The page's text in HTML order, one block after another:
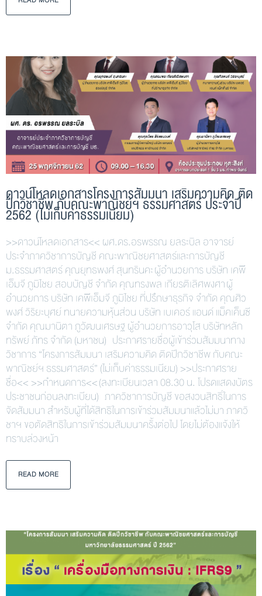
ดาวน์โหลดเอกสารโครงการสัมมนา เสริมความคิด ติด
ปีกวิชาชีพ กับคณะพาณิชย์ฯ ธรรมศาสตร์ ประจำปี
2562 (ไม่เก็บค่าธรรมเนียม)
>>ดาวน์โหลดเอกสาร<< ผศ.ดร.อรพรรณ ยลระบิล อาจารย์
ประจำภาควิชาการบัญชี คณะพาณิชยศาสตร์และการบัญชี
ม.ธรรมศาสตร์ คุณยุทธพงศ์ สุนทรินคะ ผู้อำนวยการ บริษัท เคพี
เอ็มจี ภูมิไชย สอบบัญชี จำกัด คุณทรงพล เกียรติเลิศพงศา ผู้
อำนวยการ บริษัท เคพีเอ็มจี ภูมิไชย ที่ปรึกษาธุรกิจ จำกัด คุณศิว
พงศ์ วิริยะบุศย์ ทนายความหุ้นส่วน บริษัท เบเคอร์ แอนด์ แม็คเค็นซี
จำกัด คุณมานิตา ภูวัฒนเศรษฐ ผู้อำนวยการอาวุโส บริษัทหลัก
ทรัพย์ ภัทร จำกัด (มหาชน) ประกาศรายชื่อผู้เข้าร่วมสัมมนาทาง
วิชาการ “โครงการสัมมนา เสริมความคิด ติดปีกวิชาชีพ กับคณะ
พาณิชย์ฯ ธรรมศาสตร์” (ไม่เก็บค่าธรรมเนียม) >>ประกาศราย
ชื่อ<< >>กำหนดการ<< (ลงทะเบียนเวลา 08.30 น. โปรดแสดงบัตร
ประชาชนก่อนลงทะเบียน) ภาควิชาการบัญชี ขอสงวนสิทธิ์ในการ
จัดสัมมนา สำหรับผู้ที่ได้สิทธิในการเข้าร่วมสัมมนาแล้วไม่มา ภาควิ
ชาฯ ขอตัดสิทธิในการเข้าร่วมสัมมนาครั้งต่อไป โดยไม่ต้องแจ้งให้
ทราบล่วงหน้า
READ MORE